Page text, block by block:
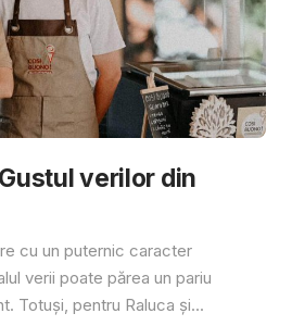
verilor din
cu un puternic caracter
verii poate părea un pariu
Totuși, pentru Raluca și...